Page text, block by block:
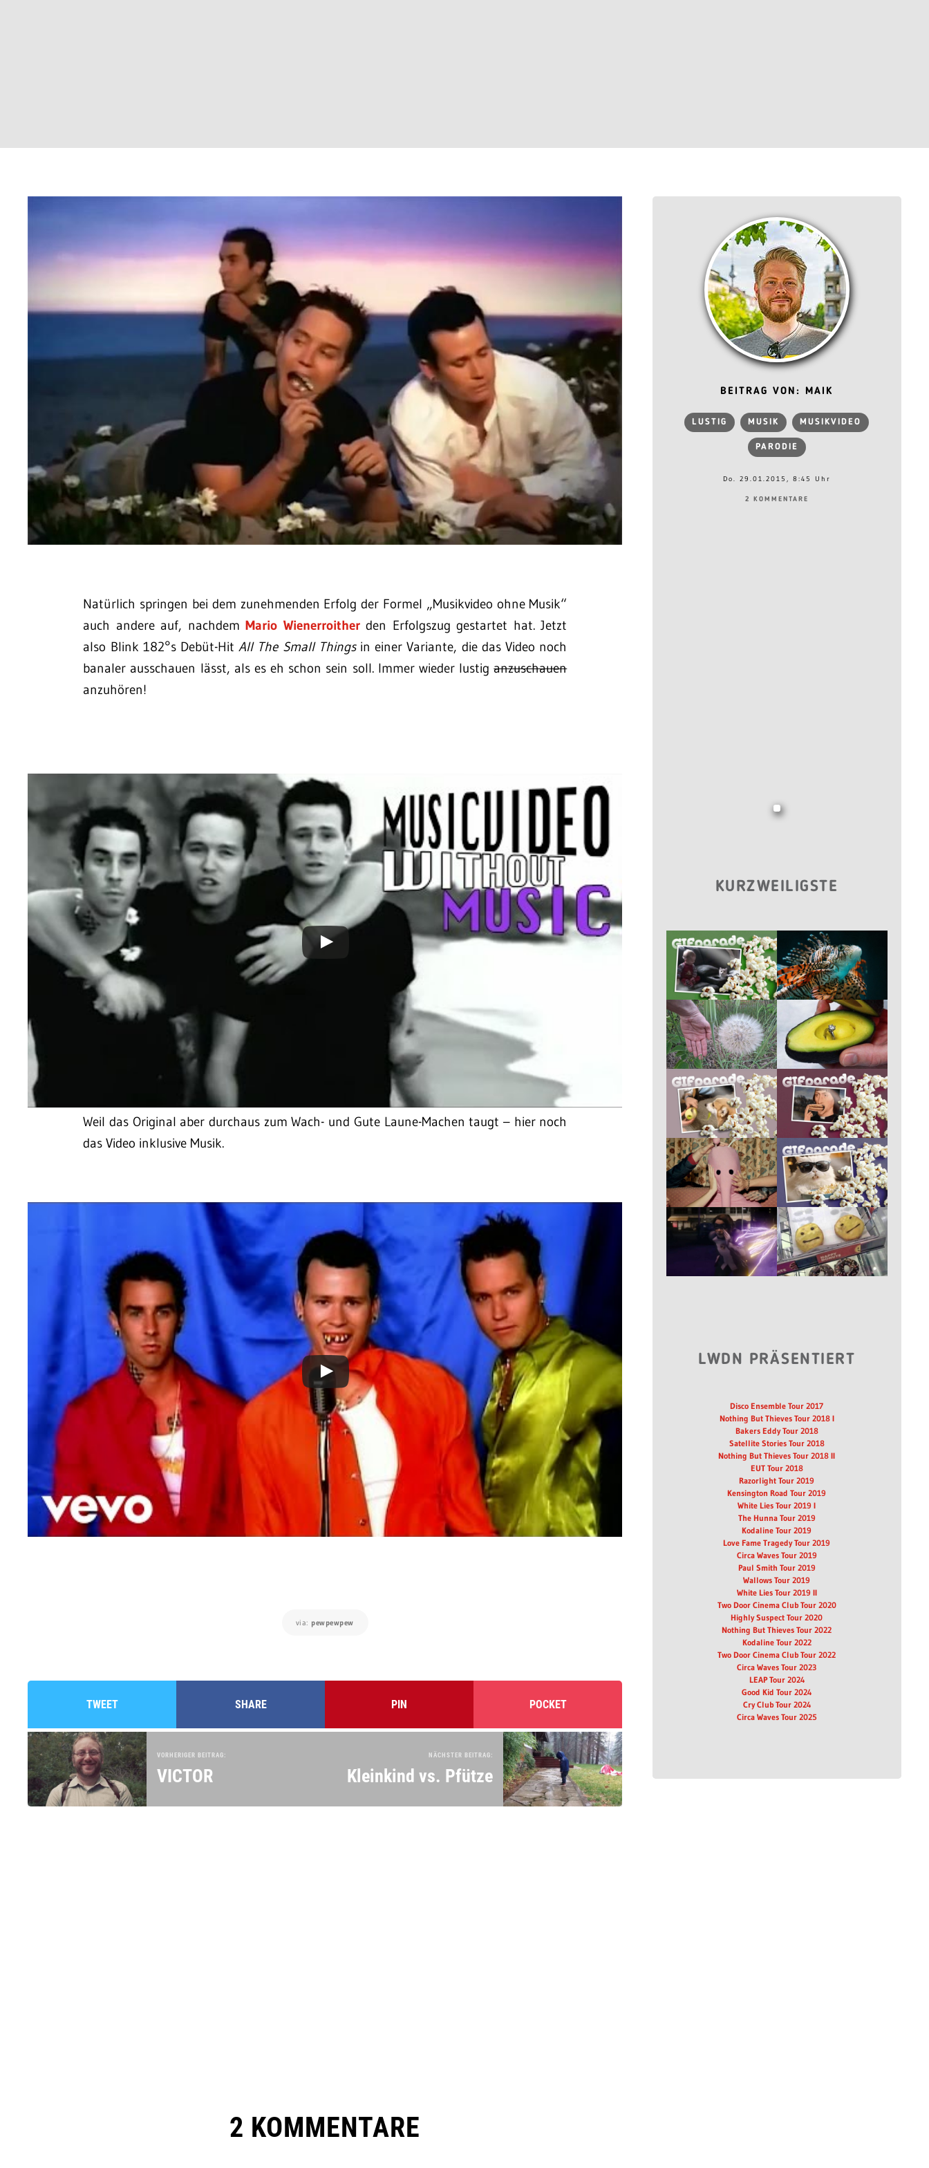
Natürlich springen bei dem zunehmenden Erfolg der Formel „Musikvideo ohne Musik“
auch andere auf, nachdemMario Wienerroitherden Erfolgszug gestartet hat. Jetzt
also Blink 182°s Debüt-Hit All The Small Thingsin einer Variante, die das Video noch
banaler ausschauen lässt, als es eh schon sein soll. Immer wieder lustiganzuschauen
anzuhören!
Weil das Original aber durchaus zum Wach- und Gute Laune-Machen taugt – hier noch
das Video inklusive Musik.
via: pewpewpew
TWEET SHARE PIN POCKET
VORHERIGER BEITRAG:
VICTOR
NÄCHSTER BEITRAG:
Kleinkind vs. Pfütze
2 KOMMENTARE
BEITRAG VON: MAIK
LUSTIG MUSIK MUSIKVIDEO
PARODIE
Do. 29.01.2015, 8:45 Uhr
2 KOMMENTARE
KURZWEILIGSTE
LWDN PRÄSENTIERT
Disco Ensemble Tour 2017
Nothing But Thieves Tour 2018 I
Bakers Eddy Tour 2018
Satellite Stories Tour 2018
Nothing But Thieves Tour 2018 II
EUT Tour 2018
Razorlight Tour 2019
Kensington Road Tour 2019
White Lies Tour 2019 I
The Hunna Tour 2019
Kodaline Tour 2019
Love Fame Tragedy Tour 2019
Circa Waves Tour 2019
Paul Smith Tour 2019
Wallows Tour 2019
White Lies Tour 2019 II
Two Door Cinema Club Tour 2020
Highly Suspect Tour 2020
Nothing But Thieves Tour 2022
Kodaline Tour 2022
Two Door Cinema Club Tour 2022
Circa Waves Tour 2023
LEAP Tour 2024
Good Kid Tour 2024
Cry Club Tour 2024
Circa Waves Tour 2025